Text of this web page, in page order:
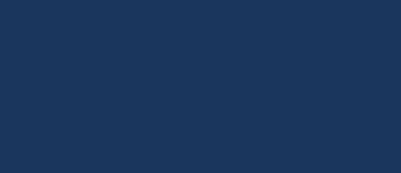
W dniach 2 - 9 września 2014 r. odbędzie się w
Termin rejestracji uczestników i przysyłania